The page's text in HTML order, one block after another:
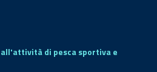
di pesca sportiva e